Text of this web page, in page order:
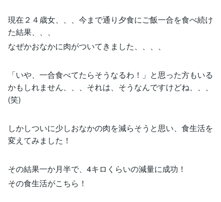
現在２４歳女、、、今まで通り夕食にご飯一合を食べ続け
た結果、、、
なぜかおなかに肉がついてきました、、、、
「いや、一合食べてたらそうなるわ！」と思った方もいる
かもしれません、、、それは、そうなんですけどね、、、
(笑)
しかしついに少しおなかの肉を減らそうと思い、食生活を
変えてみました！
その結果一か月半で、4キロくらいの減量に成功！
その食生活がこちら！